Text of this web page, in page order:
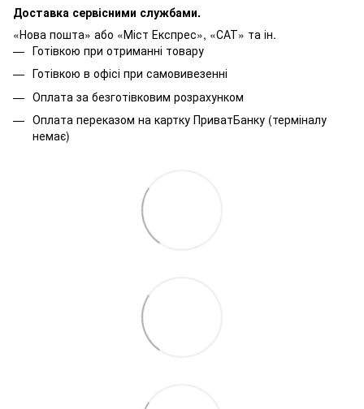
Доставка сервісними службами.
«Нова пошта» або «Міст Експрес», «САТ» та ін.
Готівкою при отриманні товару
Готівкою в офісі при самовивезенні
Оплата за безготівковим розрахунком
Оплата переказом на картку ПриватБанку (терміналу
немає)